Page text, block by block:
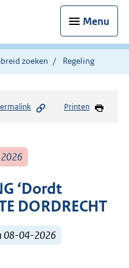
Menu
zoeken Regeling
Printen
‘Dordt
DORDRECHT
08-04-2026